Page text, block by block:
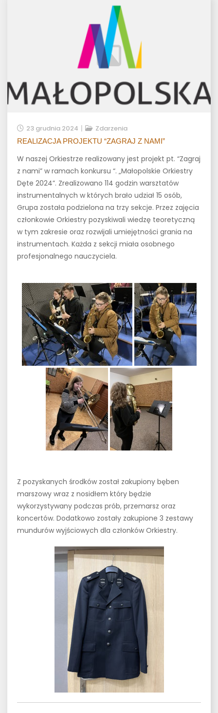
23 grudnia 2024 Zdarzenia
REALIZACJA PROJEKTU “ZAGRAJ Z NAMI”
W naszej Orkiestrze realizowany jest projekt pt. “Zagraj
z nami” w ramach konkursu “. „Małopolskie Orkiestry
Dęte 2024”. Zrealizowano 114 godzin warsztatów
instrumentalnych w których brało udział 15 osób,
Grupa została podzielona na trzy sekcje. Przez zajęcia
członkowie Orkiestry pozyskiwali wiedzę teoretyczną
w tym zakresie oraz rozwijali umiejętności grania na
instrumentach. Każda z sekcji miała osobnego
profesjonalnego nauczyciela.
Z pozyskanych środków został zakupiony bęben
marszowy wraz z nosidłem który będzie
wykorzystywany podczas prób, przemarsz oraz
koncertów. Dodatkowo zostały zakupione 3 zestawy
mundurów wyjściowych dla członków Orkiestry.